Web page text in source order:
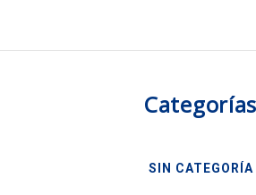
Categorías
SIN CATEGORÍA